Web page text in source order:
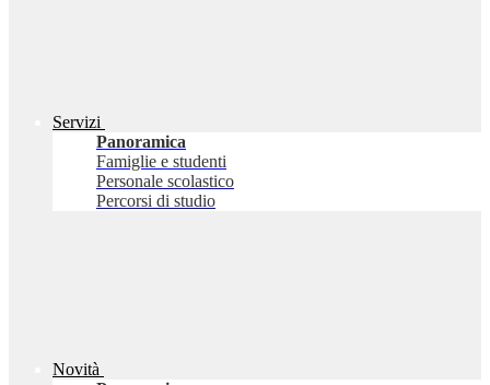
Servizi
Panoramica
Famiglie e studenti
Personale scolastico
Percorsi di studio
Novità